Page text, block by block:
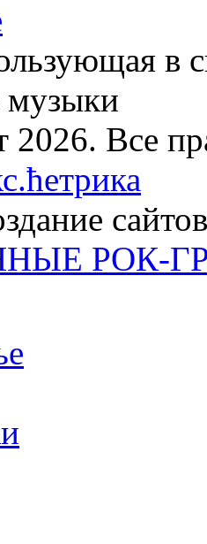
в
музыки
2026. Все
РОК-